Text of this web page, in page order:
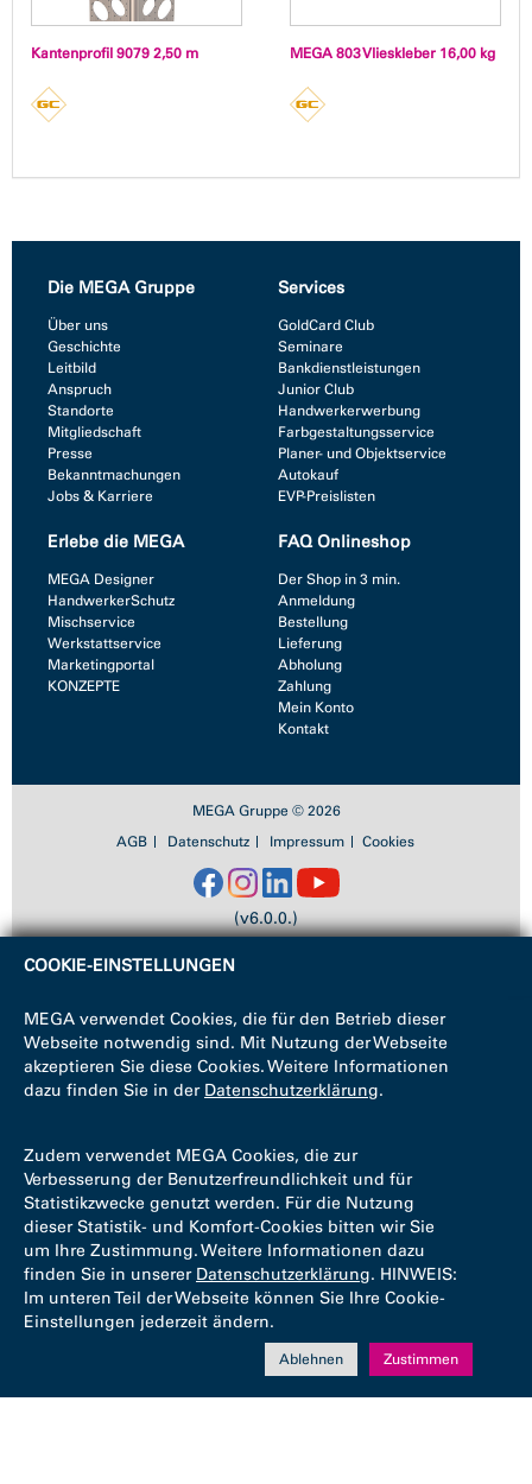
Kantenprofil 9079 2,50 m MEGA 803 Vlieskleber 16,00 kg
Die MEGA Gruppe
Über uns
Geschichte
Leitbild
Anspruch
Standorte
Mitgliedschaft
Presse
Bekanntmachungen
Jobs & Karriere
Services
GoldCard Club
Seminare
Bankdienstleistungen
Junior Club
Handwerkerwerbung
Farbgestaltungsservice
Planer- und Objektservice
Autokauf
EVP-Preislisten
Erlebe die MEGA
MEGA Designer
HandwerkerSchutz
Mischservice
Werkstattservice
Marketingportal
KONZEPTE
FAQ Onlineshop
Der Shop in 3 min.
Anmeldung
Bestellung
Lieferung
Abholung
Zahlung
Mein Konto
Kontakt
MEGA Gruppe © 2026
AGB
Datenschutz Impressum Cookies
(v6.0.0.)
COOKIE-EINSTELLUNGEN
MEGA verwendet Cookies, die für den Betrieb dieser
Webseite notwendig sind. Mit Nutzung der Webseite
akzeptieren Sie diese Cookies. Weitere Informationen
dazu finden Sie in der Datenschutzerklärung.
Zudem verwendet MEGA Cookies, die zur
Verbesserung der Benutzerfreundlichkeit und für
Statistikzwecke genutzt werden. Für die Nutzung
dieser Statistik- und Komfort-Cookies bitten wir Sie
um Ihre Zustimmung. Weitere Informationen dazu
finden Sie in unserer Datenschutzerklärung. HINWEIS:
Im unteren Teil der Webseite können Sie Ihre Cookie-
Einstellungen jederzeit ändern.
Zustimmen
Ablehnen